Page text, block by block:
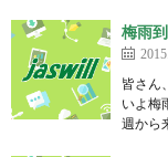
梅雨
皆さん
いよ梅
週から